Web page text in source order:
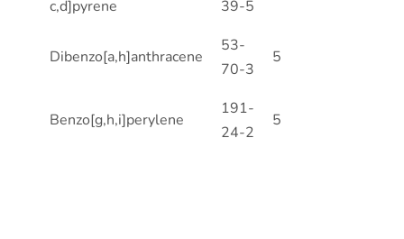
c,d]pyrene
39-5
Dibenzo[a,h]anthracene
53-
70-3
5
Benzo[g,h,i]perylene
191-
24-2
5